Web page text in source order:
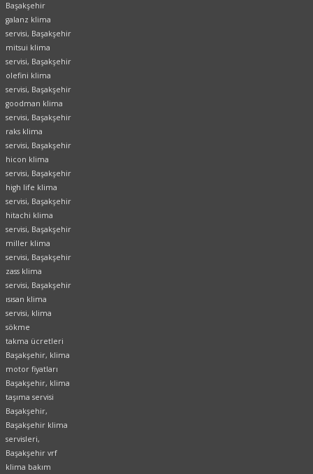
Başakşehir
galanz klima
servisi, Başakşehir
mitsui klima
servisi, Başakşehir
olefini klima
servisi, Başakşehir
goodman klima
servisi, Başakşehir
raks klima
servisi, Başakşehir
hicon klima
servisi, Başakşehir
high life klima
servisi, Başakşehir
hitachi klima
servisi, Başakşehir
miller klima
servisi, Başakşehir
zass klima
servisi, Başakşehir
ısısan klima
servisi, klima
sökme
takma ücretleri
Başakşehir, klima
motor fiyatları
Başakşehir, klima
taşıma servisi
Başakşehir,
Başakşehir klima
servisleri,
Başakşehir vrf
klima bakım